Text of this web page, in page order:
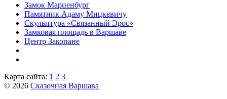
Замок Мариенбург
Памятник Адаму Мицкевичу
Скульптура «Связанный Эрос»
Замковая площадь в Варшаве
Центр Закопане
Карта сайта: 1 2 3
© 2026 Сказочная Варшава